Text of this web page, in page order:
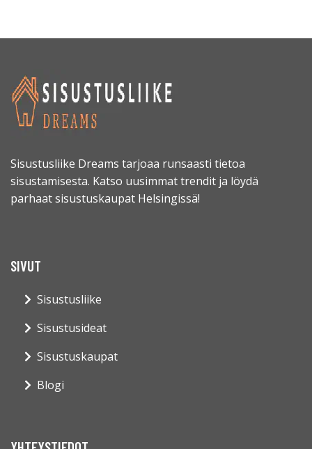
Sisustusliike Dreams tarjoaa runsaasti tietoa
sisustamisesta. Katso uusimmat trendit ja löydä
parhaat sisustuskaupat Helsingissä!
SIVUT
Sisustusliike
Sisustusideat
Sisustuskaupat
Blogi